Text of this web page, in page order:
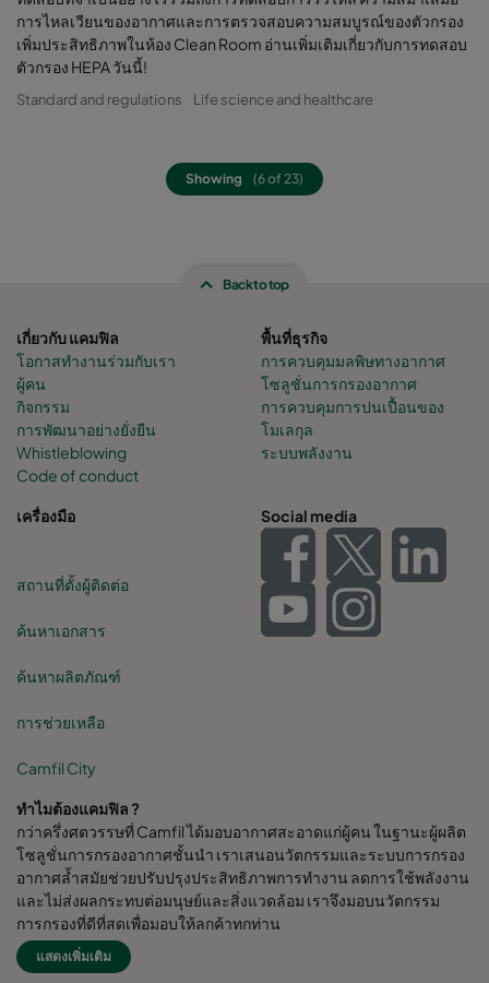
การไหลเวียนของอากาศและการตรวจสอบความสมบูรณ์ของตัวกรอง
เพิ่มประสิทธิภาพในห้อง Clean Room อ่านเพิ่มเติมเกี่ยวกับการทดสอบ
ตัวกรอง HEPA วันนี้!
Standard and regulations Life science and healthcare
Showing (6 of 23)
Back to top
เกี่ยวกับ แคมฟิล
โอกาสทำงานร่วมกับเรา
ผู้คน
กิจกรรม
การพัฒนาอย่างยั่งยืน
Whistleblowing
Code of conduct
พื้นที่ธุรกิจ
การควบคุมมลพิษทางอากาศ
โซลูชั่นการกรองอากาศ
การควบคุมการปนเปื้อนของ
โมเลกุล
ระบบพลังงาน
เครื่องมือ
สถานที่ตั้งผู้ติดต่อ
ค้นหาเอกสาร
ค้นหาผลิตภัณฑ์
การช่วยเหลือ
Camfil City
Social media
ทำไมต้องแคมฟิล ?
กว่าครึ่งศตวรรษที่ Camfil ได้มอบอากาศสะอาดแก่ผู้คน ในฐานะผู้ผลิต
โซลูชั่นการกรองอากาศชั้นนำ เราเสนอนวัตกรรมและระบบการกรอง
อากาศล้ำสมัยช่วยปรับปรุงประสิทธิภาพการทำงาน ลดการใช้พลังงาน
และไม่ส่งผลกระทบต่อมนุษย์และสิ่งแวดล้อม เราจึงมอบนวัตกรรม
การกรองที่ดีที่สุดเพื่อมอบให้ลูกค้าทุกท่าน
Camfil Group สำนักงานใหญ่ตั้งอยู่ใน Stockholm, Sweden มี
แสดงเพิ่มเติม